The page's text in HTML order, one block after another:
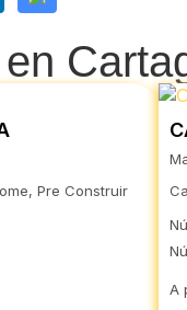
Pre Construir
A